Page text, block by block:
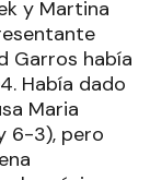
y Martina
Garros había
Había dado
Maria
6-3), pero